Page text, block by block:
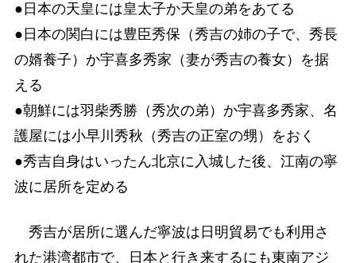
●日本の天皇には皇太子か天皇の弟をあてる
●日本の関白には豊臣秀保（秀吉の姉の子で、秀長
の婿養子）か宇喜多秀家（妻が秀吉の養女）を据
える
●朝鮮には羽柴秀勝（秀次の弟）か宇喜多秀家、名
護屋には小早川秀秋（秀吉の正室の甥）をおく
●秀吉自身はいったん北京に入城した後、江南の寧
波に居所を定める
秀吉が居所に選んだ寧波は日明貿易でも利用さ
れた港湾都市で、日本と行き来するにも東南アジ